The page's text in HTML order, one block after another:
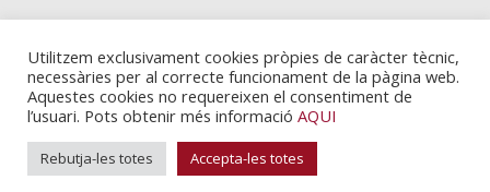
Política de Galetes (cookies)
Política de privadesa
Nota legal i condicions d’ús
Utilitzem exclusivament cookies pròpies de caràcter tècnic,
necessàries per al correcte funcionament de la pàgina web.
Aquestes cookies no requereixen el consentiment de
l’usuari. Pots obtenir més informació AQUI
Rebutja-les totes Accepta-les totes